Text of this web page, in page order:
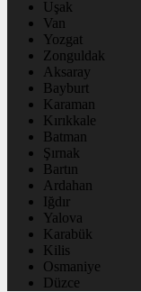
Uşak
Van
Yozgat
Zonguldak
Aksaray
Bayburt
Karaman
Kırıkkale
Batman
Şırnak
Bartın
Ardahan
Iğdır
Yalova
Karabük
Kilis
Osmaniye
Düzce